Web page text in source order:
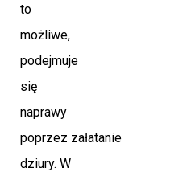
to
możliwe,
podejmuje
się
naprawy
poprzez załatanie
dziury. W